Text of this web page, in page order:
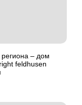
– дом
feldhusen